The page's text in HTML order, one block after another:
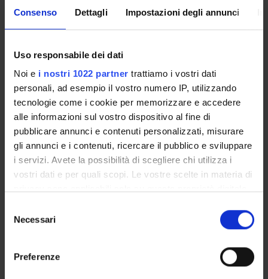
Consenso Dettagli Impostazioni degli annunci
Uso responsabile dei dati
Noi e i nostri 1022 partner trattiamo i vostri dati
personali, ad esempio il vostro numero IP, utilizzando
tecnologie come i cookie per memorizzare e accedere
alle informazioni sul vostro dispositivo al fine di
pubblicare annunci e contenuti personalizzati, misurare
gli annunci e i contenuti, ricercare il pubblico e sviluppare
i servizi. Avete la possibilità di scegliere chi utilizza i
vostri dati e per quali scopi. Le vostre scelte in materia di
modificare o revocare il proprio consenso in qualsiasi
momento dalla Dichiarazione sui cookie o facendo clic
delNecessari
Preferenze
production and marketing
Degree class: 77/S
Location: Conegliano
COURSES
TRAINING